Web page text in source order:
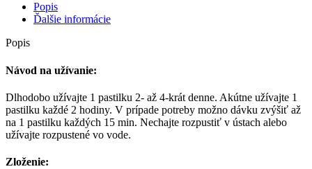
Popis
Ďalšie informácie
Popis
Návod na užívanie:
Dlhodobo užívajte 1 pastilku 2- až 4-krát denne. Akútne užívajte 1
pastilku každé 2 hodiny. V prípade potreby možno dávku zvýšiť až
na 1 pastilku každých 15 min. Nechajte roz­pustiť v ústach alebo
užívajte rozpustené vo vode.
Zloženie: